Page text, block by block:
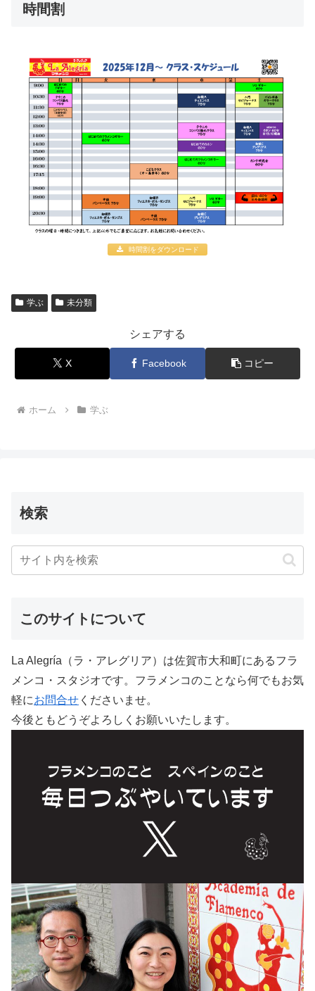
時間割
時間割をダウンロード
学ぶ 未分類
シェアする
X Facebook コピー
ホーム 学ぶ
検索
このサイトについて
La Alegría（ラ・アレグリア）は佐賀市大和町にあるフラ
メンコ・スタジオです。フラメンコのことなら何でもお気
軽にお問合せ くださいませ。
今後ともどうぞよろしくお願いいたします。